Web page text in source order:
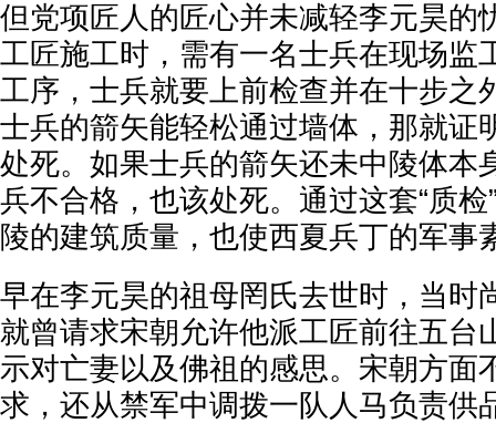
但党项匠人的匠心并未减轻李元昊的
工匠施工时，需有一名士兵在现场监
工序，士兵就要上前检查并在十步之
士兵的箭矢能轻松通过墙体，那就证
处死。如果士兵的箭矢还未中陵体本
兵不合格，也该处死。通过这套“质
陵的建筑质量，也使西夏兵丁的军事
早在李元昊的祖母罔氏去世时，当时
就曾请求宋朝允许他派工匠前往五台
示对亡妻以及佛祖的感思。宋朝方面
求，还从禁军中调拨一队人马负责供